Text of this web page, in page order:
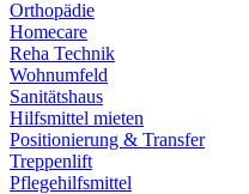
Orthopädie
Homecare
Reha Technik
Wohnumfeld
Sanitätshaus
Hilfsmittel mieten
Positionierung & Transfer
Treppenlift
Pflegehilfsmittel